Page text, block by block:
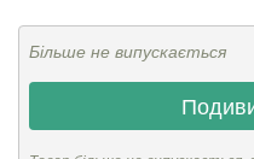
Більше не випускається